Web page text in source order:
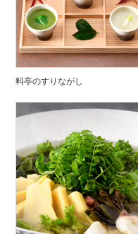
料亭のすりながし